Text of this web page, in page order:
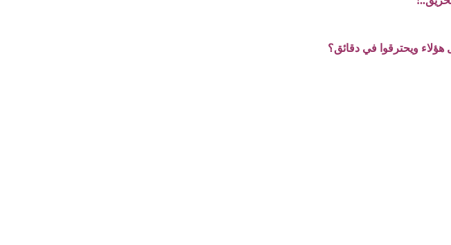
ويحترقوا في دقائق؟